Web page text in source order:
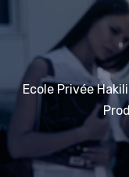
Ecole Privée